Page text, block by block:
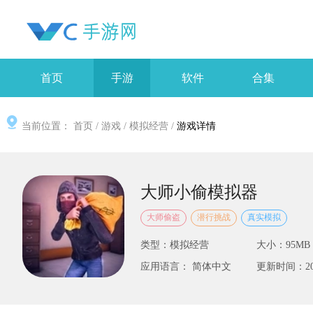
首页 手游 软件 合集
当前位置： 首页 / 游戏 / 模拟经营 / 游戏详情
大师小偷模拟器
大师偷盗 潜行挑战 真实模拟
类型：模拟经营 大小：95MB
应用语言： 简体中文 更新时间：